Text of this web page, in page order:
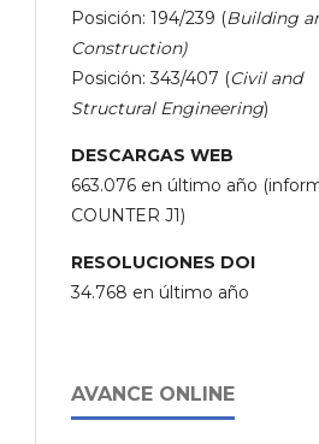
Posición: 194/239 (Building
Construction)
Posición: 343/407 (Civil and
Structural Engineering)
DESCARGAS WEB
663.076 en último año
COUNTER J1)
RESOLUCIONES DOI
34.768 en último año
AVANCE ONLINE